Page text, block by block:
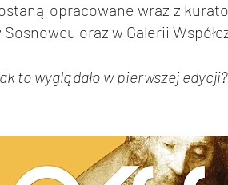
opracowane wraz z
Sosnowcu oraz w Galerii
to wyglądało w pierwszej